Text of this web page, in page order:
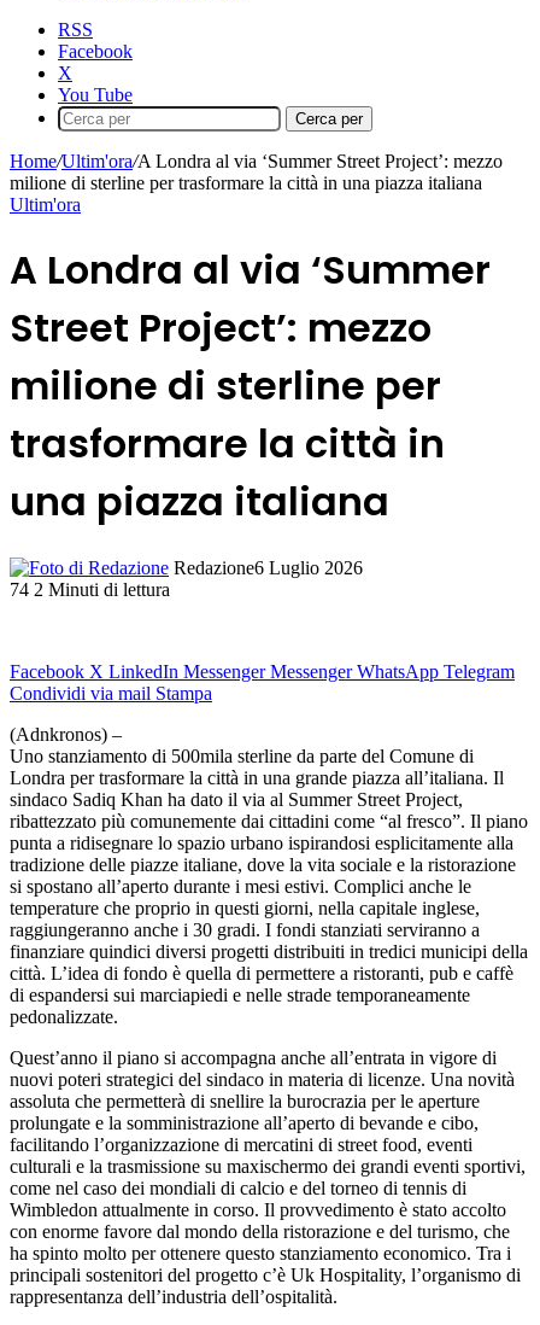
RSS
Facebook
X
You Tube
Cerca per
Home/Ultim'ora/A Londra al via ‘Summer Street Project’: mezzo
milione di sterline per trasformare la città in una piazza italiana
Ultim'ora
A Londra al via ‘Summer
Street Project’: mezzo
milione di sterline per
trasformare la città in
una piazza italiana
Redazione6 Luglio 2026
74 2 Minuti di lettura
Facebook X LinkedIn Messenger Messenger WhatsApp Telegram
Condividi via mail Stampa
(Adnkronos) –
Uno stanziamento di 500mila sterline da parte del Comune di
Londra per trasformare la città in una grande piazza all’italiana. Il
sindaco Sadiq Khan ha dato il via al Summer Street Project,
ribattezzato più comunemente dai cittadini come “al fresco”. Il piano
punta a ridisegnare lo spazio urbano ispirandosi esplicitamente alla
tradizione delle piazze italiane, dove la vita sociale e la ristorazione
si spostano all’aperto durante i mesi estivi. Complici anche le
temperature che proprio in questi giorni, nella capitale inglese,
raggiungeranno anche i 30 gradi. I fondi stanziati serviranno a
finanziare quindici diversi progetti distribuiti in tredici municipi della
città. L’idea di fondo è quella di permettere a ristoranti, pub e caffè
di espandersi sui marciapiedi e nelle strade temporaneamente
pedonalizzate.
Quest’anno il piano si accompagna anche all’entrata in vigore di
nuovi poteri strategici del sindaco in materia di licenze. Una novità
assoluta che permetterà di snellire la burocrazia per le aperture
prolungate e la somministrazione all’aperto di bevande e cibo,
facilitando l’organizzazione di mercatini di street food, eventi
culturali e la trasmissione su maxischermo dei grandi eventi sportivi,
come nel caso dei mondiali di calcio e del torneo di tennis di
Wimbledon attualmente in corso. Il provvedimento è stato accolto
con enorme favore dal mondo della ristorazione e del turismo, che
ha spinto molto per ottenere questo stanziamento economico. Tra i
principali sostenitori del progetto c’è Uk Hospitality, l’organismo di
rappresentanza dell’industria dell’ospitalità.